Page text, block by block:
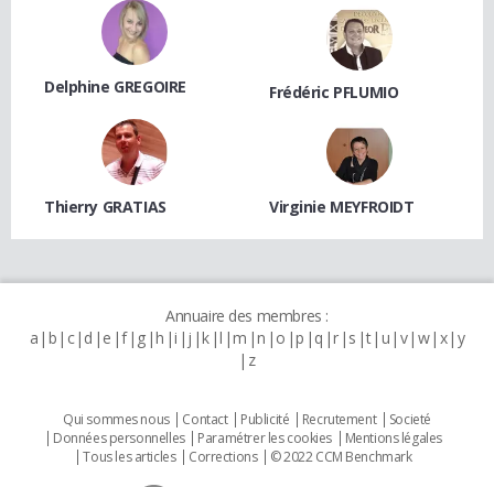
Delphine GREGOIRE Frédéric PFLUMIO
Thierry GRATIAS Virginie MEYFROIDT
Annuaire des membres :
a b c d e f g h i j k l m n o p q r s t u v w x y
z
Qui sommes nous Contact Publicité Recrutement
Societé
Données personnelles
Paramétrer les cookies
Mentions légales
Tous les articles
Corrections © 2022 CCM Benchmark